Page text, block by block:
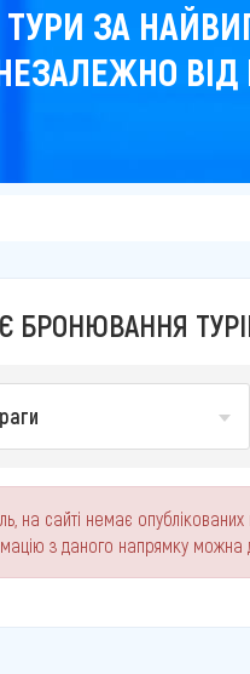
ТУРИ ЗА
БРОНЮВАННЯ
на сайті немає
з даного напрямку можна